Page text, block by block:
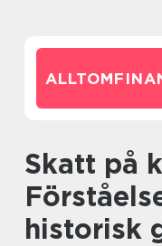
Skatt på kapital:
historisk